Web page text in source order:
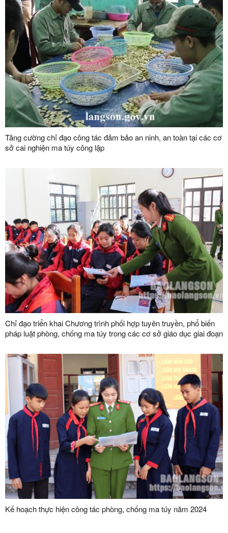
Tăng cường chỉ đạo công tác đảm bảo an ninh, an toàn tại các cơ
sở cai nghiện ma túy công lập
Chỉ đạo triển khai Chương trình phối hợp tuyên truyền, phổ biến
pháp luật phòng, chống ma túy trong các cơ sở giáo dục giai đoạn
Kế hoạch thực hiện công tác phòng, chống ma túy năm 2024